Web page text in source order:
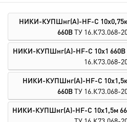
НИКИ-КУПШнг(А)-HF-С
660ВТУ 16.К73.068-
НИКИ-КУПШнг(А)-HF-С 10х1 660В
16.К73.068-
НИКИ-КУПШнг(А)-HF-С
660ВТУ 16.К73.068-
НИКИ-КУПШнг(А)-HF-С 10х1,5м